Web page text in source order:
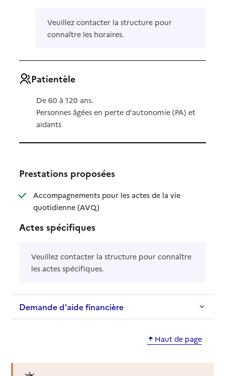
Veuillez contacter la structure pour
connaître les horaires.
Patientèle
De 60 à 120 ans.
Personnes âgées en perte d'autonomie (PA) et
aidants
Prestations proposées
Accompagnements pour les actes de la vie
quotidienne (AVQ): disponible
: non disponible
Actes spécifiques
Veuillez contacter la structure pour connaître
les actes spécifiques.
Demande d'aide financière
Haut de page